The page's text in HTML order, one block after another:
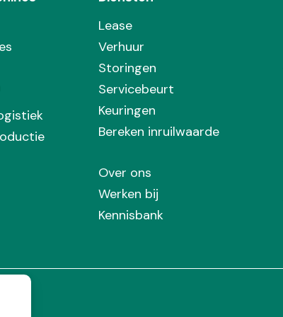
Lease
Verhuur
Storingen
Servicebeurt
Keuringen
Bereken inruilwaarde
Over ons
Werken bij
Kennisbank